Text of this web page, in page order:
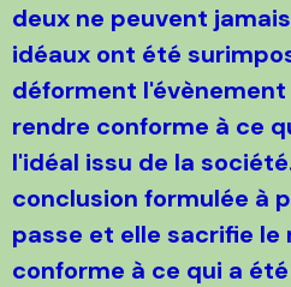
deux ne peuvent
idéaux ont été
déforment l'évènement
rendre conforme à ce
l'idéal issu de la
conclusion formulée à
passe et elle sacrifie le
conforme à ce qui a